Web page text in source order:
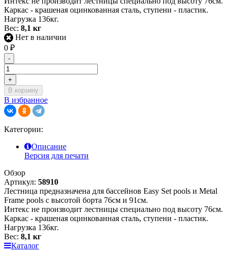
Каркас - крашеная оцинкованная сталь, ступени - пластик.
Нагрузка 136кг.
Вес: 8,1 кг
Нет в наличии
0 ₽
-
+
В корзину
В избранное
Категории:
Описание
Версия для печати
Обзор
Артикул: 58910
Лестница предназначена для бассейнов Easy Set pools и Metal
Frame pools с высотой борта 76см и 91см.
Интекс не производит лестницы специально под высоту 76см.
Каркас - крашеная оцинкованная сталь, ступени - пластик.
Нагрузка 136кг.
Вес: 8,1 кг
Каталог